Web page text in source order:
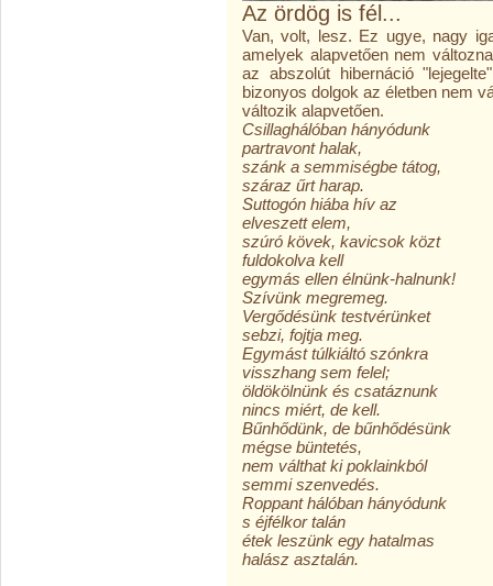
Az ördög is fél...
Van, volt, lesz. Ez ugye, nagy
amelyek alapvetően nem
az abszolút hibernáció
bizonyos dolgok az életben nem
változik alapvetően.
Csillaghálóban hányódunk
partravont halak,
szánk a semmiségbe tátog,
száraz űrt harap.
Suttogón hiába hív az
elveszett elem,
szúró kövek, kavicsok közt
fuldokolva kell
egymás ellen élnünk-halnunk!
Szívünk megremeg.
Vergődésünk testvérünket
sebzi, fojtja meg.
Egymást túlkiáltó szónkra
visszhang sem felel;
öldökölnünk és csatáznunk
nincs miért, de kell.
Bűnhődünk, de bűnhődésünk
mégse büntetés,
nem válthat ki poklainkból
semmi szenvedés.
Roppant hálóban hányódunk
s éjfélkor talán
étek leszünk egy hatalmas
halász asztalán.